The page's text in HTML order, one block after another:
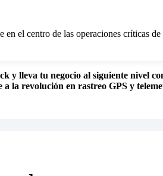
el centro de las operaciones críticas de
y lleva tu negocio al siguiente nivel
a la revolución en rastreo GPS y